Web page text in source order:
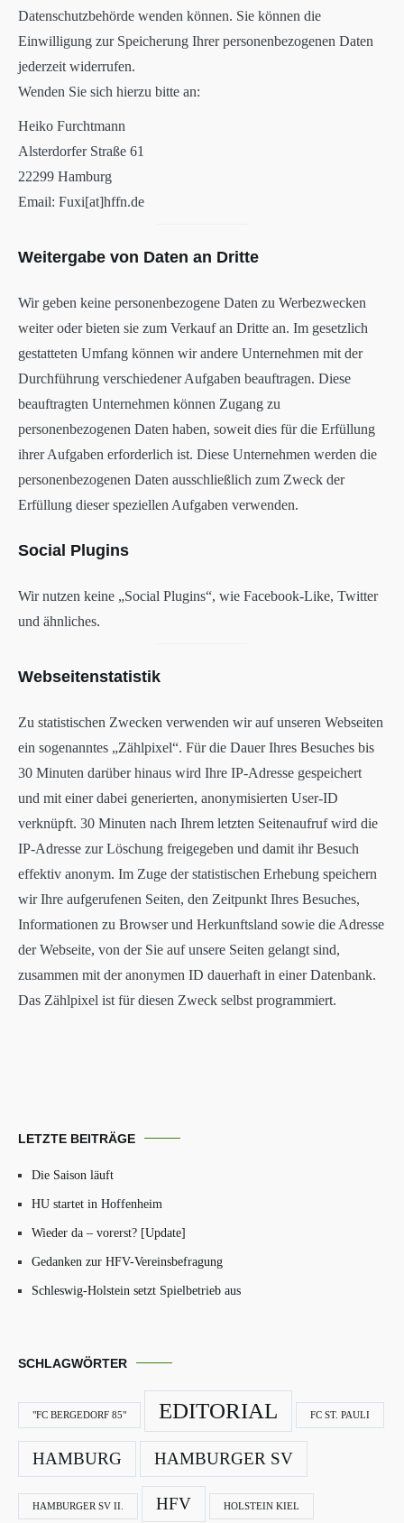
Datenschutzbehörde wenden können. Sie können die
Einwilligung zur Speicherung Ihrer personenbezogenen Daten
jederzeit widerrufen.
Wenden Sie sich hierzu bitte an:
Heiko Furchtmann
Alsterdorfer Straße 61
22299 Hamburg
Email: Fuxi[at]hffn.de
Weitergabe von Daten an Dritte
Wir geben keine personenbezogene Daten zu Werbezwecken
weiter oder bieten sie zum Verkauf an Dritte an. Im gesetzlich
gestatteten Umfang können wir andere Unternehmen mit der
Durchführung verschiedener Aufgaben beauftragen. Diese
beauftragten Unternehmen können Zugang zu
personenbezogenen Daten haben, soweit dies für die Erfüllung
ihrer Aufgaben erforderlich ist. Diese Unternehmen werden die
personenbezogenen Daten ausschließlich zum Zweck der
Erfüllung dieser speziellen Aufgaben verwenden.
Social Plugins
Wir nutzen keine „Social Plugins“, wie Facebook-Like, Twitter
und ähnliches.
Webseitenstatistik
Zu statistischen Zwecken verwenden wir auf unseren Webseiten
ein sogenanntes „Zählpixel“. Für die Dauer Ihres Besuches bis
30 Minuten darüber hinaus wird Ihre IP-Adresse gespeichert
und mit einer dabei generierten, anonymisierten User-ID
verknüpft. 30 Minuten nach Ihrem letzten Seitenaufruf wird die
IP-Adresse zur Löschung freigegeben und damit ihr Besuch
effektiv anonym. Im Zuge der statistischen Erhebung speichern
wir Ihre aufgerufenen Seiten, den Zeitpunkt Ihres Besuches,
Informationen zu Browser und Herkunftsland sowie die Adresse
der Webseite, von der Sie auf unsere Seiten gelangt sind,
zusammen mit der anonymen ID dauerhaft in einer Datenbank.
Das Zählpixel ist für diesen Zweck selbst programmiert.
LETZTE BEITRÄGE
Die Saison läuft
HU startet in Hoffenheim
Wieder da – vorerst? [Update]
Gedanken zur HFV-Vereinsbefragung
Schleswig-Holstein setzt Spielbetrieb aus
SCHLAGWÖRTER
"FC BERGEDORF 85" EDITORIAL FC ST. PAULI
HAMBURG HAMBURGER SV
HAMBURGER SV II. HFV HOLSTEIN KIEL